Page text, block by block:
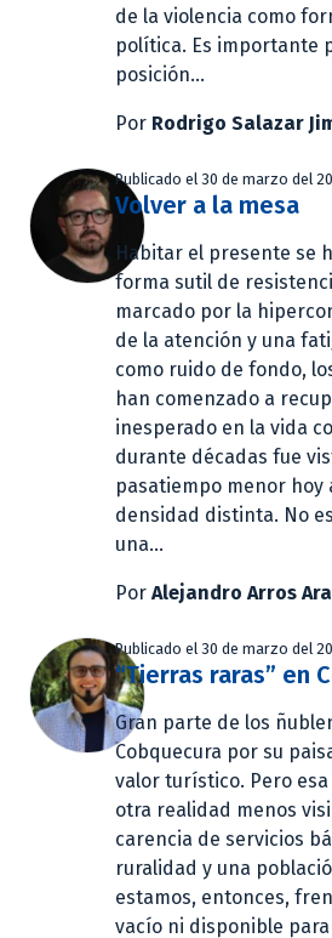
de la violencia como
política. Es importante
posición...
Por Rodrigo Salazar
Publicado el 30 de marzo del
Volver a la mesa
Habitar el presente se
forma sutil de
marcado por la
de la atención y una
como ruido de fondo,
han comenzado a
inesperado en la vida
durante décadas fue
pasatiempo menor hoy
densidad distinta. No
una...
Por Alejandro Arros
Publicado el 30 de marzo del
“Tierras raras” en
Gran parte de los
Cobquecura por su
valor turístico. Pero
otra realidad menos
carencia de servicios
ruralidad y una
estamos, entonces,
vacío ni disponible